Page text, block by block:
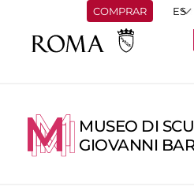
COMPRAR
MUSEO DI
GIOVANNI